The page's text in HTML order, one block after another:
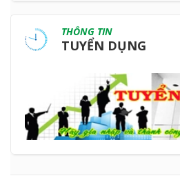
THÔNG TIN
TUYỂN DỤNG